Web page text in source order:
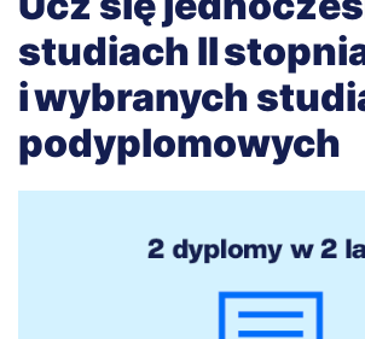
studiach II
i wybranych
podyplomowych